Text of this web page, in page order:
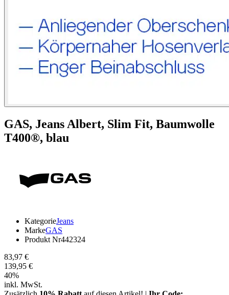
GAS, Jeans Albert, Slim Fit, Baumwolle
T400®, blau
KategorieJeans
MarkeGAS
Produkt Nr442324
83,97 €
139,95 €
40%
inkl. MwSt.